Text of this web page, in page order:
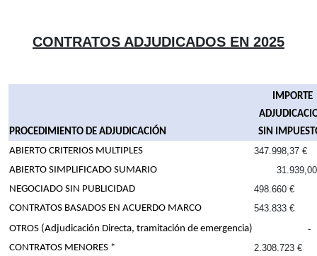
CONTRATOS ADJUDICADOS EN 2025
PROCEDIMIENTO DE ADJUDICACIÓN
IMPORTE
SIN
ABIERTO CRITERIOS MULTIPLES
347.998,37 €
ABIERTO SIMPLIFICADO SUMARIO
31.939,00
NEGOCIADO SIN PUBLICIDAD
498.660 €
CONTRATOS BASADOS EN ACUERDO MARCO
543.833 €
OTROS (Adjudicación Directa, tramitación de emergencia)
-
CONTRATOS MENORES *
2.308.723 €